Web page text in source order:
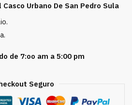
Urbano De San Pedro Sula
de 7:oo am a 5:00 pm
Seguro